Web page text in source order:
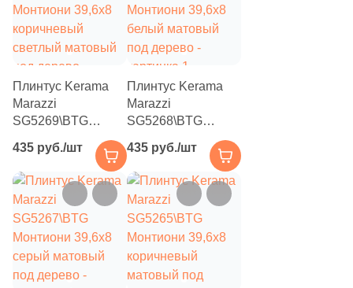
60x120 (1)
60x60 ( 14)
120x120 (
5х25 ( 2)
6x5,2 ( 3)
7.2x7.2 (5)
Плинтус Kerama
Marazzi
SG5269\BTG
Монтиони 39,6x8
коричневый
светлый матовый
под дерево
435 руб./шт
Плинтус Kerama
Marazzi
SG5268\BTG
Монтиони 39,6x8
белый матовый
под дерево
435 руб./шт